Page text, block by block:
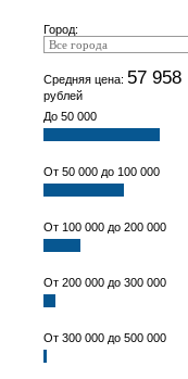
Город:
Средняя цена: 57 958
рублей
До 50 000
От 50 000 до 100 000
От 100 000 до 200 000
От 200 000 до 300 000
От 300 000 до 500 000